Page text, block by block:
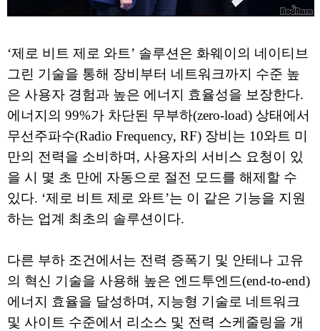
‘제로 비트 제로 와트’ 솔루션은 화웨이의 네이티브
그린 기술을 통해 장비부터 네트워크까지 수준 높
은 사용자 경험과 높은 에너지 효율성을 보장한다.
에너지의 99%가 차단된 무부하(zero-load) 상태에서
무선주파수(Radio Frequency, RF) 장비는 10와트 미
만의 전력을 소비하며, 사용자의 서비스 요청이 있
을 시 몇 초 만에 자동으로 절전 모드를 해제할 수
있다. ‘제로 비트 제로 와트’는 이 같은 기능을 지원
하는 업계 최초의 솔루션이다.
다른 부하 조건에서는 전력 증폭기 및 안테나 고유
의 혁신 기술을 사용해 높은 엔드투엔드(end-to-end)
에너지 효율을 달성하며, 지능형 기술로 네트워크
및 사이트 수준에서 리소스 및 전력 스케줄링을 개